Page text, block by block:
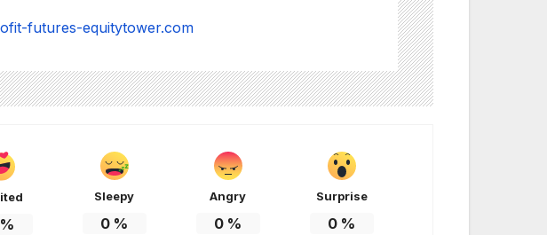
futures-equitytower.com
Sleepy
0 %
Angry
0 %
Surprise
0 %